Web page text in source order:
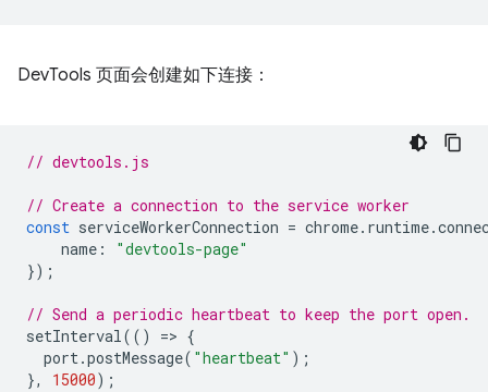
DevTools 页面会创建如下连接：
// devtools.js
// Create a connection to the service worker
const serviceWorkerConnection = chrome. runtime.
name :
"devtools-page"
});
// Send a periodic heartbeat to keep the port open.
setInterval(() => {
port.postMessage( "heartbeat" );
},
15000);